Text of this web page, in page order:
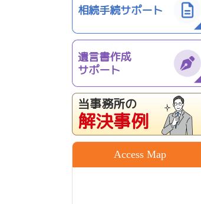
相続手続サポート
遺言書作成
サポート
当事務所の
解決事例
Access Map